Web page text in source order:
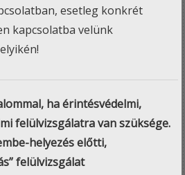
esetleg konkrét
kapcsolatba velünk
ha érintésvédelmi,
felülvizsgálatra van szüksége.
helyezés előtti,
felülvizsgálat